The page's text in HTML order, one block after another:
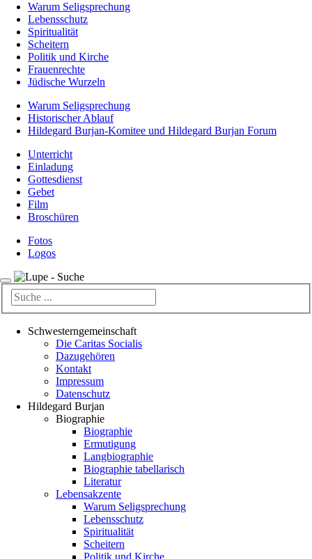
Warum Seligsprechung
Lebensschutz
Spiritualität
Scheitern
Politik und Kirche
Frauenrechte
Jüdische Wurzeln
Warum Seligsprechung
Historischer Ablauf
Hildegard Burjan-Komitee und Hildegard Burjan Forum
Unterricht
Einladung
Gottesdienst
Gebet
Film
Broschüren
Fotos
Logos
Schwesterngemeinschaft
Die Caritas Socialis
Dazugehören
Kontakt
Impressum
Datenschutz
Hildegard Burjan
Biographie
Biographie
Ermutigung
Langbiographie
Biographie tabellarisch
Literatur
Lebensakzente
Warum Seligsprechung
Lebensschutz
Spiritualität
Scheitern
Politik und Kirche